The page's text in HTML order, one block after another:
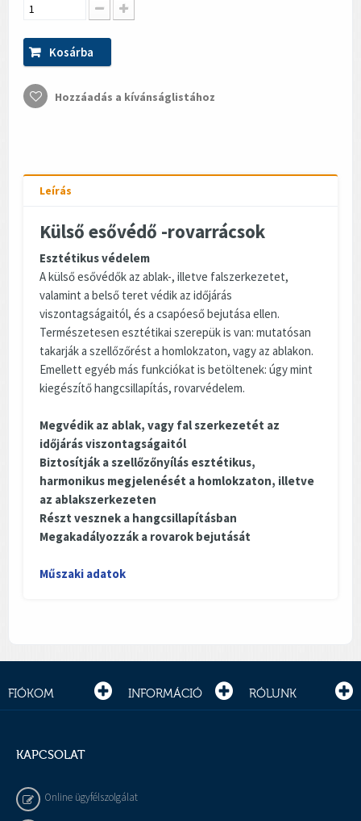
Kosárba
Hozzáadás a kívánságlistához
Leírás
Külső esővédő -rovarrácsok
Esztétikus védelem
A külső esővédők az ablak-, illetve falszerkezetet,
valamint a belső teret védik az időjárás
viszontagságaitól, és a csapóeső bejutása ellen.
Természetesen esztétikai szerepük is van: mutatósan
takarják a szellőzőrést a homlokzaton, vagy az ablakon.
Emellett egyéb más funkciókat is betöltenek: úgy mint
kiegészítő hangcsillapítás, rovarvédelem.
Megvédik az ablak, vagy fal szerkezetét az
időjárás viszontagságaitól
Biztosítják a szellőzőnyílás esztétikus,
harmonikus megjelenését a homlokzaton, illetve
az ablakszerkezeten
Részt vesznek a hangcsillapításban
Megakadályozzák a rovarok bejutását
Műszaki adatok
FIÓKOM INFORMÁCIÓ RÓLUNK
KAPCSOLAT
Online ügyfélszolgálat